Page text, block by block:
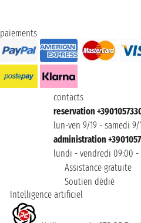
paiements
contacts
reservation
lun-ven 9/19 - samedi 9/
administration
lundi - vendredi 09:00 -
Assistance gratuite
Soutien dédié
Intelligence artificiel